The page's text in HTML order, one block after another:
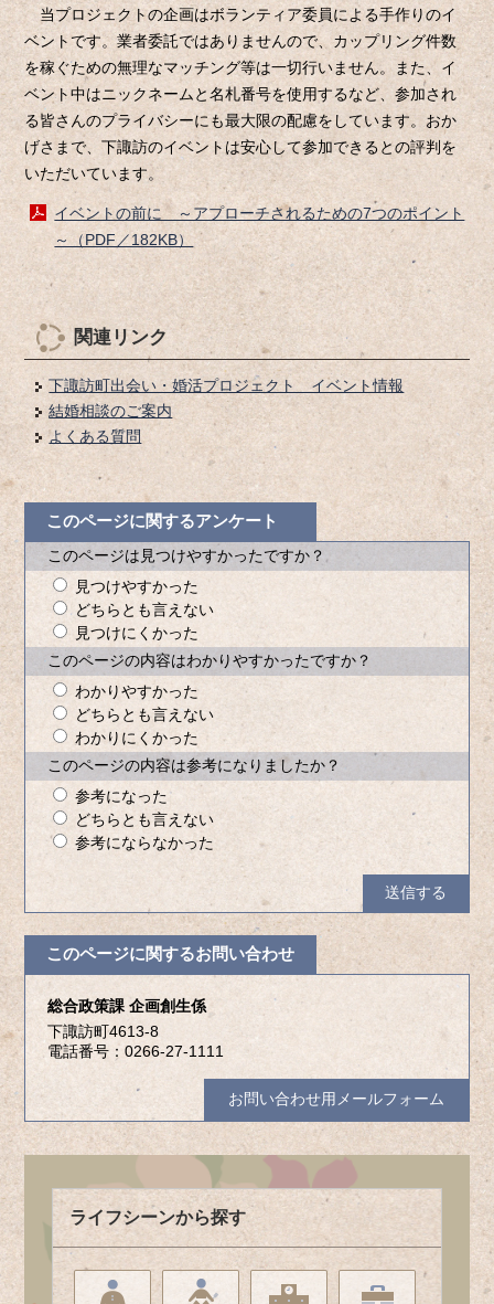
当プロジェクトの企画はボランティア委員による手作りのイ
ベントです。業者委託ではありませんので、カップリング件数
を稼ぐための無理なマッチング等は一切行いません。また、イ
ベント中はニックネームと名札番号を使用するなど、参加され
る皆さんのプライバシーにも最大限の配慮をしています。おか
げさまで、下諏訪のイベントは安心して参加できるとの評判を
いただいています。
イベントの前に ～アプローチされるための7つのポイント
～（PDF／182KB）
関連リンク
下諏訪町出会い・婚活プロジェクト イベント情報
結婚相談のご案内
よくある質問
このページに関するアンケート
このページは見つけやすかったですか？
見つけやすかった
どちらとも言えない
見つけにくかった
このページの内容はわかりやすかったですか？
わかりやすかった
どちらとも言えない
わかりにくかった
このページの内容は参考になりましたか？
参考になった
どちらとも言えない
参考にならなかった
このページに関するお問い合わせ
総合政策課 企画創生係
下諏訪町4613-8
電話番号：0266-27-1111
お問い合わせ用メールフォーム
ライフシーンから探す